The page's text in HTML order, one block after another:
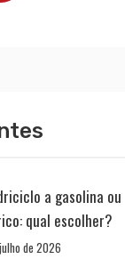
a gasolina ou
qual escolher?
de 2026